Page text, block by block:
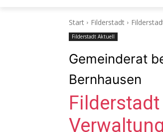
Start Filderstadt
Filderstadt Aktuell
Gemeinderat
Bernhausen